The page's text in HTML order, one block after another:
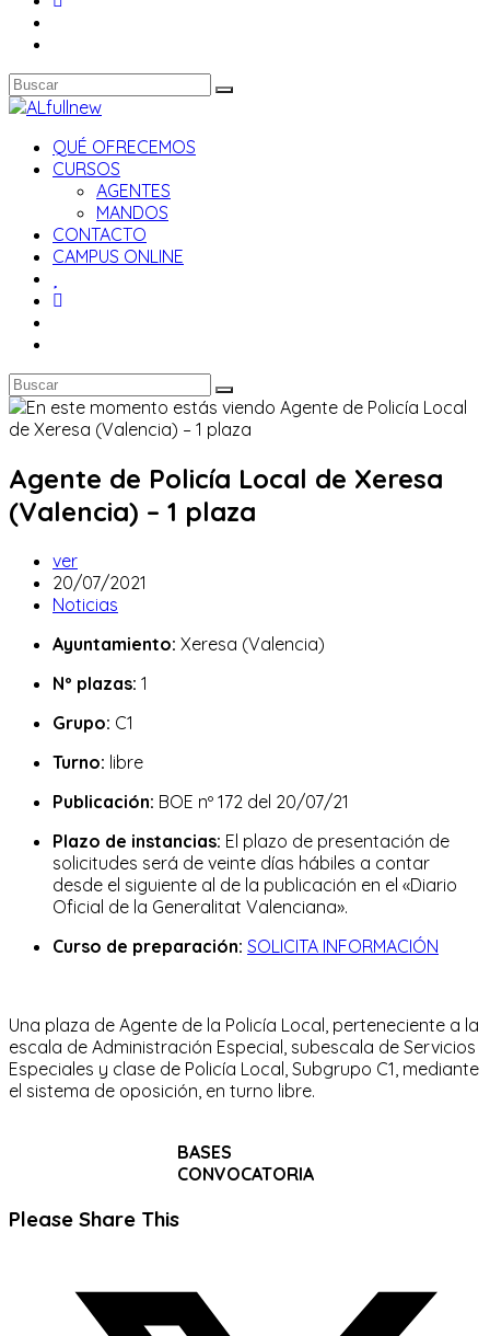
QUÉ OFRECEMOS
CURSOS
AGENTES
MANDOS
CONTACTO
CAMPUS ONLINE
Agente de Policía Local de Xeresa
(Valencia) – 1 plaza
Autor
de
la
ver
Publicación
de
entrada:
20/07/2021
Categoría
la
Noticias
Ayuntamiento: Xeresa (Valencia)
Nº plazas: 1
Grupo: C1
Turno: libre
Publicación: BOE nº 172 del 20/07/21
Plazo de instancias: El plazo de presentación de
solicitudes será de veinte días hábiles a contar
desde el siguiente al de la publicación en el «Diario
Oficial de la Generalitat Valenciana».
Curso de preparación: SOLICITA INFORMACIÓN
Una plaza de Agente de la Policía Local, perteneciente a la
escala de Administración Especial, subescala de Servicios
Especiales y clase de Policía Local, Subgrupo C1, mediante
el sistema de oposición, en turno libre.
BASES
CONVOCATORIA
Please Share ThisCompartir